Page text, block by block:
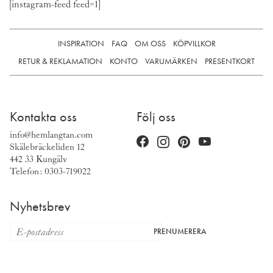
[instagram-feed feed=1]
INSPIRATION FAQ OM OSS
KÖPVILLKOR
RETUR & REKLAMATION
KONTO VARUMÄRKEN PRESENTKORT
Kontakta oss
info@hemlangtan.com
Skälebräckeliden 12
442 33 Kungälv
Telefon: 0303-719022
Följ oss
Nyhetsbrev
PRENUMERERA